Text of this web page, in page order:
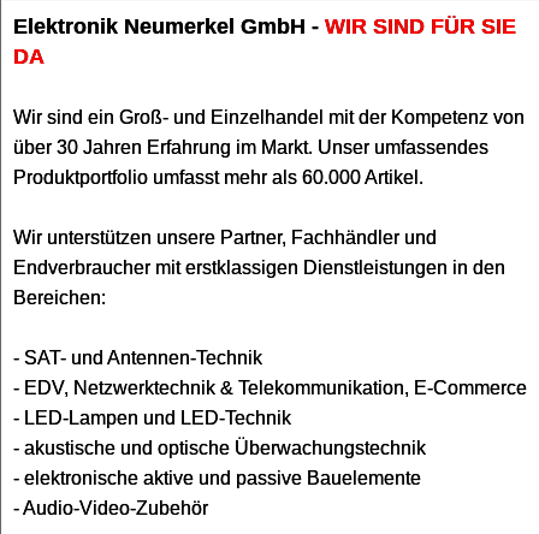
Elektronik Neumerkel GmbH - WIR SIND FÜR SIE
DA
Wir sind ein Groß- und Einzelhandel mit der Kompetenz von
über 30 Jahren Erfahrung im Markt. Unser umfassendes
Produktportfolio umfasst mehr als 60.000 Artikel.
Wir unterstützen unsere Partner, Fachhändler und
Endverbraucher mit erstklassigen Dienstleistungen in den
Bereichen:
- SAT- und Antennen-Technik
- EDV, Netzwerktechnik & Telekommunikation, E-Commerce
- LED-Lampen und LED-Technik
- akustische und optische Überwachungstechnik
- elektronische aktive und passive Bauelemente
- Audio-Video-Zubehör